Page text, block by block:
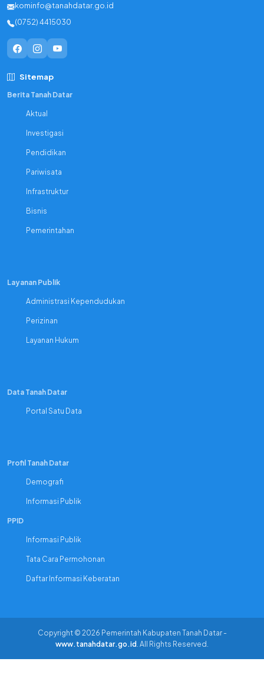
kominfo@tanahdatar.go.id
(0752) 4415030
Sitemap
Berita Tanah Datar
Aktual
Investigasi
Pendidikan
Pariwisata
Infrastruktur
Bisnis
Pemerintahan
Layanan Publik
Administrasi Kependudukan
Perizinan
Layanan Hukum
Data Tanah Datar
Portal Satu Data
Profil Tanah Datar
Demografi
Informasi Publik
PPID
Informasi Publik
Tata Cara Permohonan
Daftar Informasi Keberatan
Copyright © 2026 Pemerintah Kabupaten Tanah Datar -
www.tanahdatar.go.id . All Rights Reserved.